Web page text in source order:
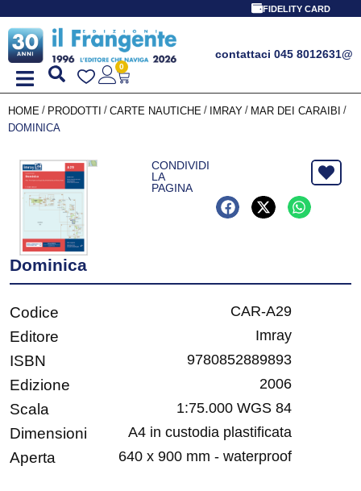
FIDELITY CARD
contattaci 045 8012631@
0
HOME / PRODOTTI / CARTE NAUTICHE / IMRAY / MAR DEI CARAIBI /
DOMINICA
CONDIVIDI
LA
PAGINA
Dominica
Codice CAR-A29
Editore Imray
ISBN 9780852889893
Edizione 2006
Scala 1:75.000 WGS 84
Dimensioni A4 in custodia plastificata
Aperta 640 x 900 mm - waterproof